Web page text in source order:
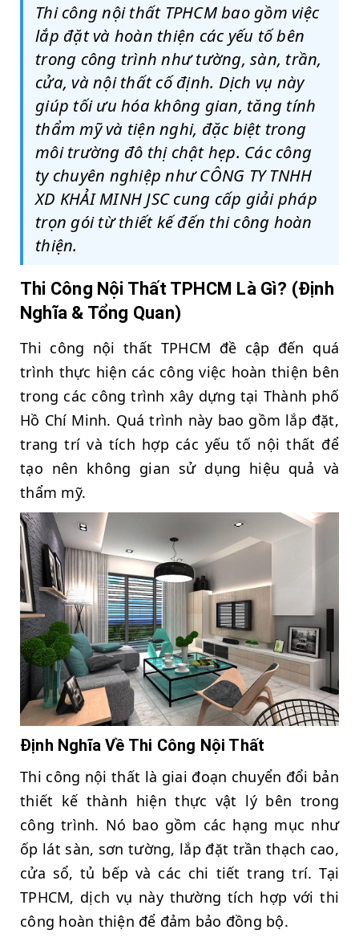
Thi công nội thất TPHCM bao gồm việc
lắp đặt và hoàn thiện các yếu tố bên
trong công trình như tường, sàn, trần,
cửa, và nội thất cố định. Dịch vụ này
giúp tối ưu hóa không gian, tăng tính
thẩm mỹ và tiện nghi, đặc biệt trong
môi trường đô thị chật hẹp. Các công
ty chuyên nghiệp như CÔNG TY TNHH
XD KHẢI MINH JSC cung cấp giải pháp
trọn gói từ thiết kế đến thi công hoàn
thiện.
Thi Công Nội Thất TPHCM Là Gì? (Định
Nghĩa & Tổng Quan)
Thi công nội thất TPHCM đề cập đến quá
trình thực hiện các công việc hoàn thiện bên
trong các công trình xây dựng tại Thành phố
Hồ Chí Minh. Quá trình này bao gồm lắp đặt,
trang trí và tích hợp các yếu tố nội thất để
tạo nên không gian sử dụng hiệu quả và
thẩm mỹ.
Định Nghĩa Về Thi Công Nội Thất
Thi công nội thất là giai đoạn chuyển đổi bản
thiết kế thành hiện thực vật lý bên trong
công trình. Nó bao gồm các hạng mục như
ốp lát sàn, sơn tường, lắp đặt trần thạch cao,
cửa sổ, tủ bếp và các chi tiết trang trí. Tại
TPHCM, dịch vụ này thường tích hợp với thi
công hoàn thiện để đảm bảo đồng bộ.